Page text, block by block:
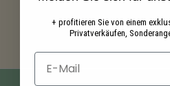
+ profitieren Sie von einem
Privatverkäufen,